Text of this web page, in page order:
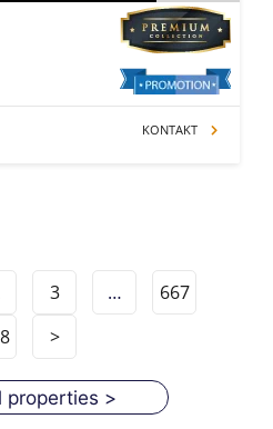
KONTAKT
3 …
667
>
properties >